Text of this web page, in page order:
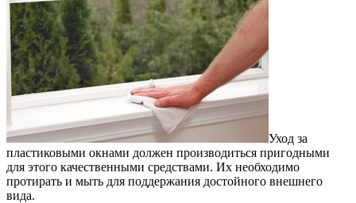
Уход за
пластиковыми окнами должен производиться пригодными
для этого качественными средствами. Их необходимо
протирать и мыть для поддержания достойного внешнего
вида.